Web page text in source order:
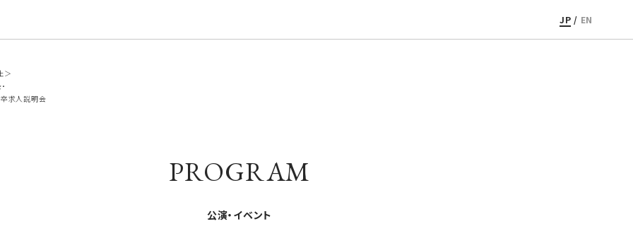
JP / EN
＞
求人説明会
PROGRAM
公演・イベント